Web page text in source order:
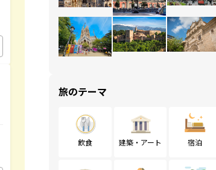
旅のテーマ
飲食 建築・アート 宿泊